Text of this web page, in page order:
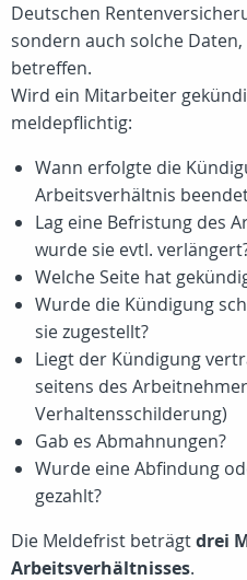
Deutschen
sondern auch solche
betreffen.
Wird ein Mitarbeiter
meldepflichtig:
Wann erfolgte die
Arbeitsverhältnis
Lag eine Befristung des
wurde sie evtl.
Welche Seite hat
Wurde die Kündigung
sie zugestellt?
Liegt der Kündigung
seitens des
Verhaltensschilderung)
Gab es Abmahnungen?
Wurde eine Abfindung
gezahlt?
Die Meldefrist beträgtdrei
Arbeitsverhältnisses.